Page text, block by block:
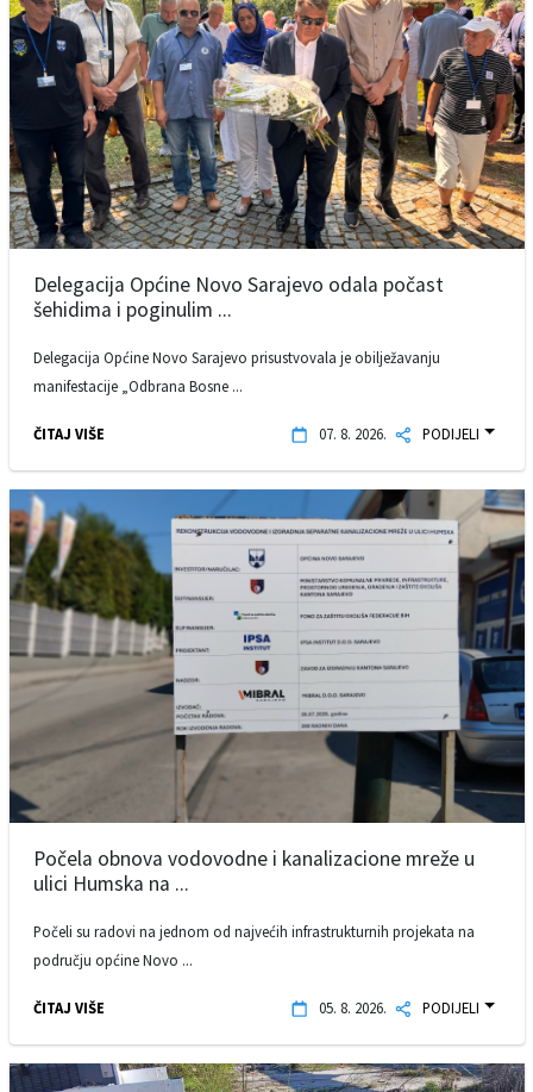
Delegacija Općine Novo Sarajevo odala počast
šehidima i poginulim ...
Delegacija Općine Novo Sarajevo prisustvovala je obilježavanju
manifestacije „Odbrana Bosne ...
ČITAJ VIŠE 07. 8. 2026. PODIJELI
Počela obnova vodovodne i kanalizacione mreže u
ulici Humska na ...
Počeli su radovi na jednom od najvećih infrastrukturnih projekata na
području općine Novo ...
ČITAJ VIŠE 05. 8. 2026. PODIJELI